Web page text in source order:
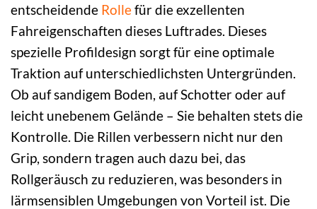
entscheidende Rollefür die exzellenten
Fahreigenschaften dieses Luftrades. Dieses
spezielle Profildesign sorgt für eine optimale
Traktion auf unterschiedlichsten Untergründen.
Ob auf sandigem Boden, auf Schotter oder auf
leicht unebenem Gelände – Sie behalten stets die
Kontrolle. Die Rillen verbessern nicht nur den
Grip, sondern tragen auch dazu bei, das
Rollgeräusch zu reduzieren, was besonders in
lärmsensiblen Umgebungen von Vorteil ist. Die